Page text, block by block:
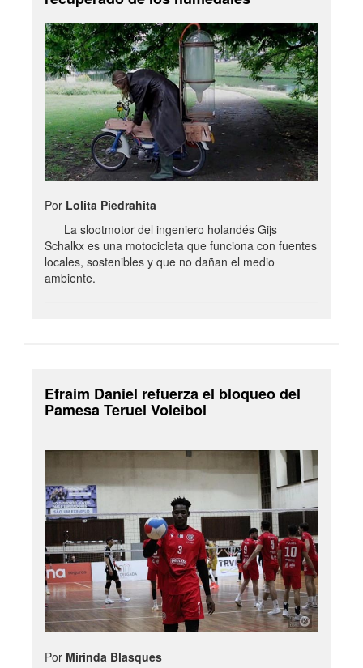
Por Lolita Piedrahita
La slootmotor del ingeniero holandés Gijs
Schalkx es una motocicleta que funciona con fuentes
locales, sostenibles y que no dañan el medio
ambiente.
Efraim Daniel refuerza el bloqueo del
Pamesa Teruel Voleibol
Por Mirinda Blasques